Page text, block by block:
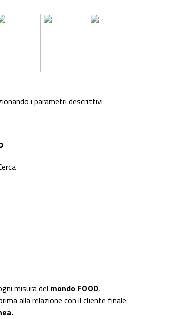
i parametri descrittivi
misura del mondo FOOD,
alla relazione con il cliente finale: